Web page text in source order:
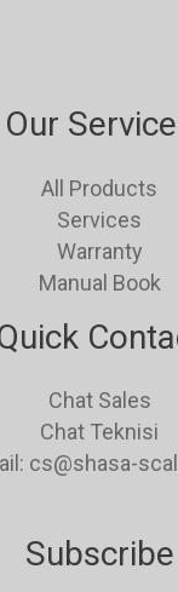
Our
All Products
Services
Warranty
Manual Book
Chat Sales
Chat Teknisi
cs@shasa-
Subscribe